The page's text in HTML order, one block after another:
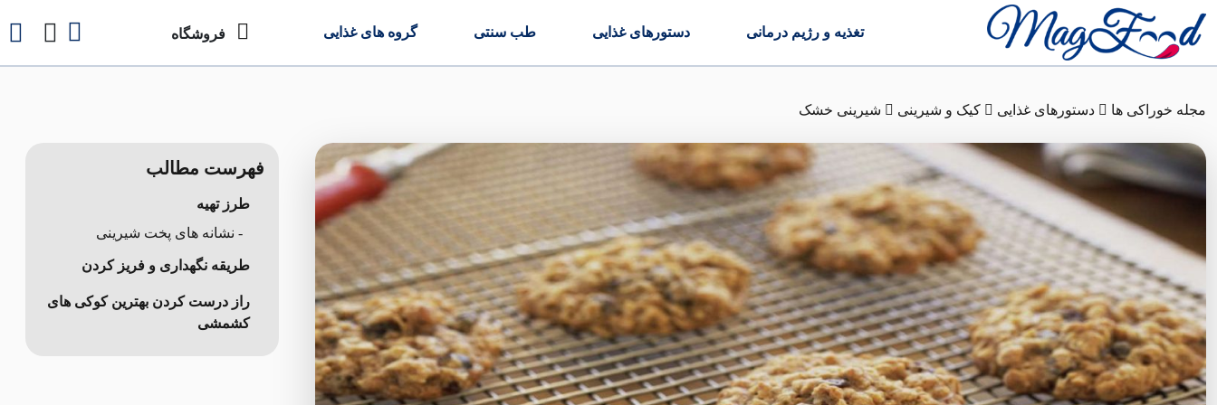
تغذیه و رژیم درمانی دستورهای غذایی طب سنتی گروه های غذایی فروشگاه
مجله خوراکی ها دستورهای غذایی کیک و شیرینی شیرینی خشک
فهرست مطالب
طرز تهیه
- نشانه های پخت شیرینی
طریقه نگهداری و فریز کردن
راز درست کردن بهترین کوکی های
کشمشی